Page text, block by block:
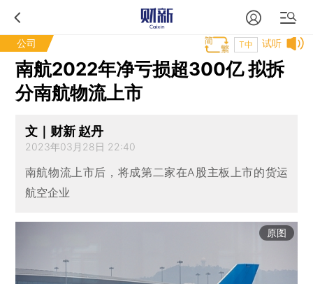
公司 试听
T中
南航2022年净亏损超300亿 拟拆
分南航物流上市
文｜财新 赵丹
2023年03月28日 22:40
南航物流上市后，将成第二家在A股主板上市的货运
航空企业
原图